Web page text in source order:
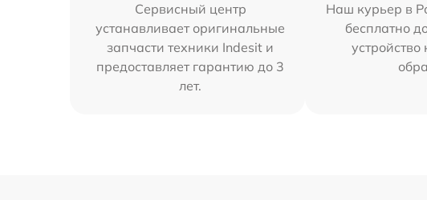
Сервисный центр
устанавливает оригинальные
запчасти техники Indesit и
предоставляет гарантию до 3
лет.
Наш курьер в
бесплатно